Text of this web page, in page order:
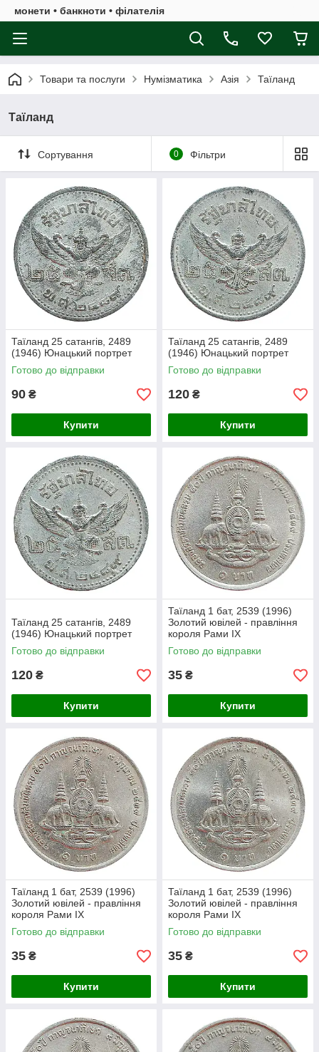
монети • банкноти • філателія
Товари та послуги Нумізматика Азія Таїланд
Таїланд
Сортування 0 Фільтри
Таїланд 25 сатангів, 2489
(1946) Юнацький портрет
Готово до відправки
90 ₴
Купити
Таїланд 25 сатангів, 2489
(1946) Юнацький портрет
Готово до відправки
120 ₴
Купити
Таїланд 25 сатангів, 2489
(1946) Юнацький портрет
Готово до відправки
120 ₴
Купити
Таїланд 1 бат, 2539 (1996)
Золотий ювілей - правління
короля Рами IX
Готово до відправки
35 ₴
Купити
Таїланд 1 бат, 2539 (1996)
Золотий ювілей - правління
короля Рами IX
Готово до відправки
35 ₴
Купити
Таїланд 1 бат, 2539 (1996)
Золотий ювілей - правління
короля Рами IX
Готово до відправки
35 ₴
Купити